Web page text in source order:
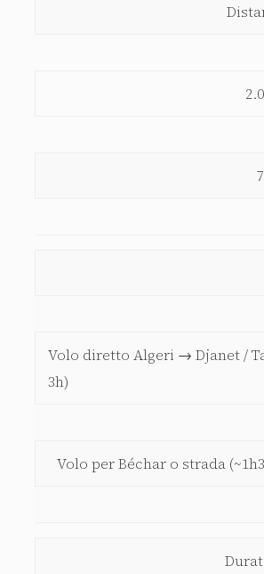
Volo diretto Algeri → Djanet /
3h)
Volo per Béchar o strada